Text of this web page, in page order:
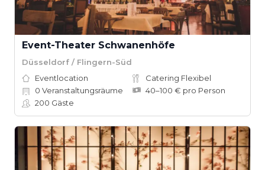
Event-Theater Schwanenhöfe
Düsseldorf / Flingern-Süd
Eventlocation
Catering Flexibel
0 Veranstaltungsräume
40–100 € pro Person
200 Gäste